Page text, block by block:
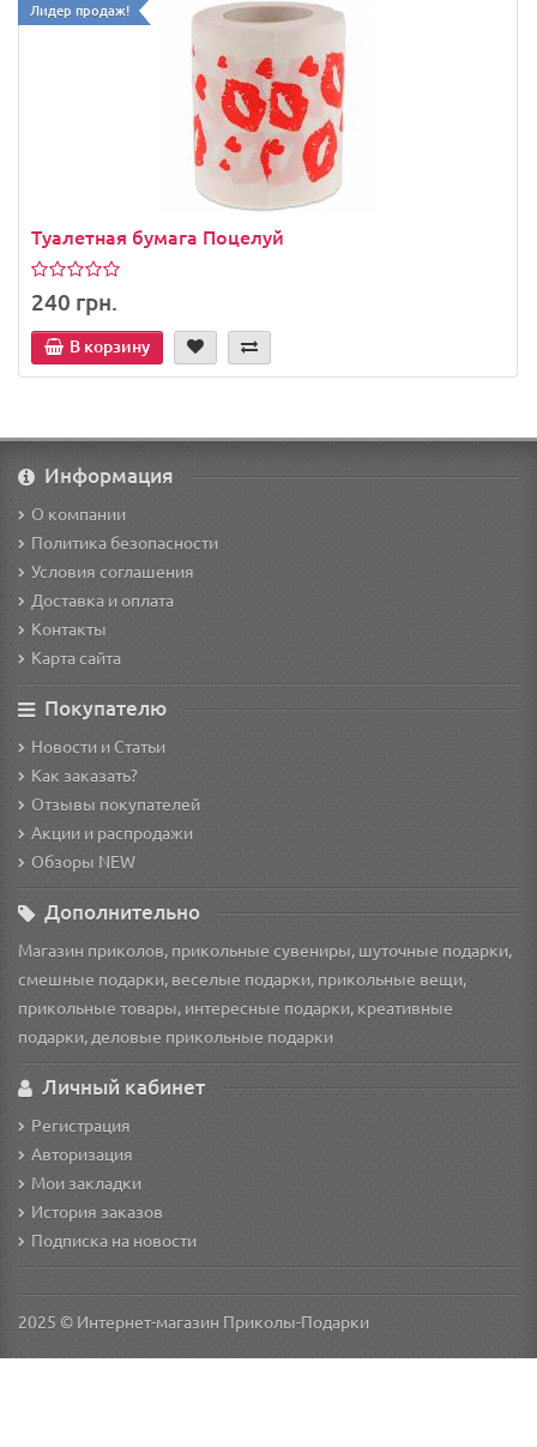
Лидер продаж!
Туалетная бумага Поцелуй
240 грн.
В корзину
Информация
О компании
Политика безопасности
Условия соглашения
Доставка и оплата
Контакты
Карта сайта
Покупателю
Новости и Статьи
Как заказать?
Отзывы покупателей
Акции и распродажи
Обзоры NEW
Дополнительно
Магазин приколов, прикольные сувениры, шуточные подарки,
смешные подарки, веселые подарки, прикольные вещи,
прикольные товары, интересные подарки, креативные
подарки, деловые прикольные подарки
Личный кабинет
Регистрация
Авторизация
Мои закладки
История заказов
Подписка на новости
2025 © Интернет-магазин Приколы-Подарки